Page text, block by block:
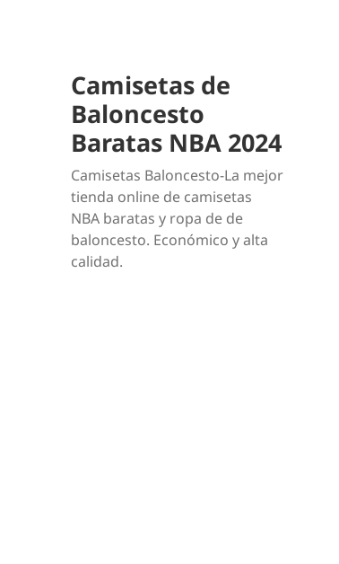
Camisetas de
Baloncesto
Baratas NBA 2024
Camisetas Baloncesto-La mejor
tienda online de camisetas
NBA baratas y ropa de de
baloncesto. Económico y alta
calidad.